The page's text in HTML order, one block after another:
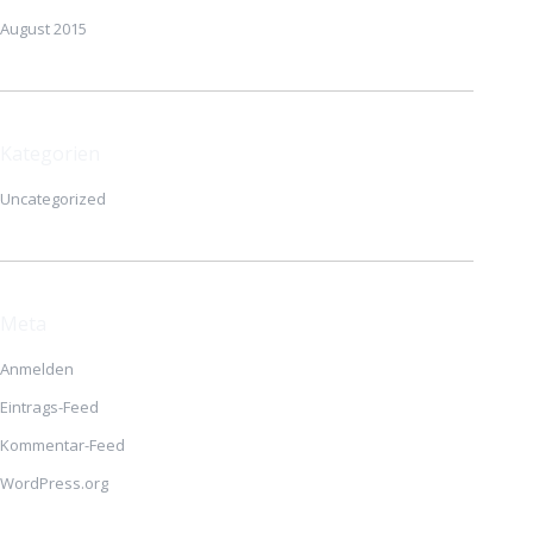
August 2015
Uncategorized
Anmelden
Eintrags-Feed
Kommentar-Feed
WordPress.org